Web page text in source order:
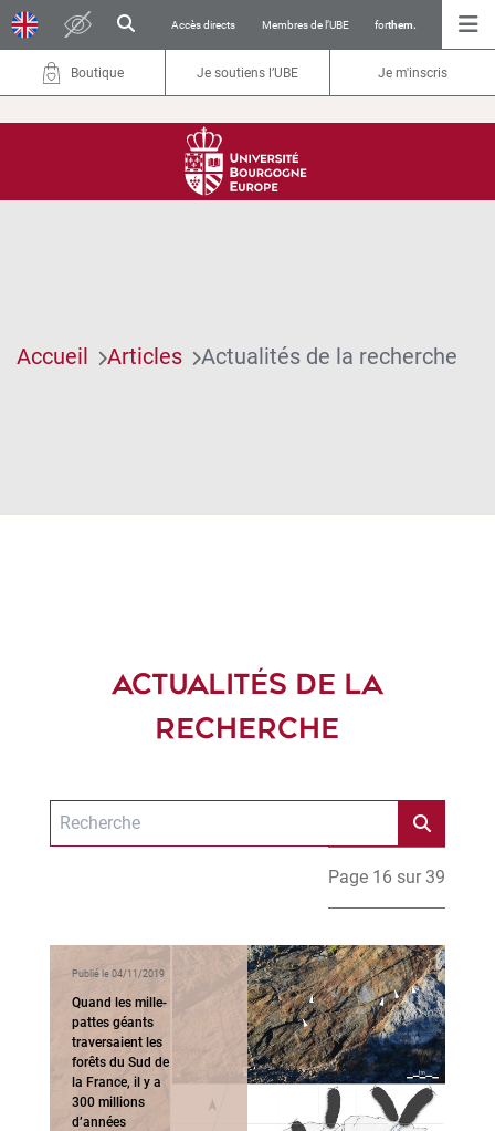
Accès directs Membres de l’UBE forthem.
Boutique Je soutiens l’UBE Je m'inscris
Accueil Articles Actualités de la recherche
ACTUALITÉS DE LA
RECHERCHE
Page 16 sur 39
Publié le 04/11/2019
Quand les mille-
pattes géants
traversaient les
forêts du Sud de
la France, il y a
300 millions
d’années